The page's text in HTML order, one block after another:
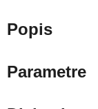
Popis
Parametre